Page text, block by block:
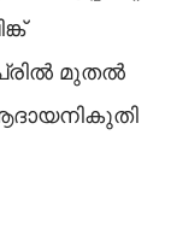
മുതൽ